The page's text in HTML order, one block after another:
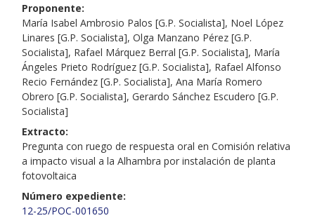
Proponente:
María Isabel Ambrosio Palos [G.P. Socialista], Noel López
Linares [G.P. Socialista], Olga Manzano Pérez [G.P.
Socialista], Rafael Márquez Berral [G.P. Socialista], María
Ángeles Prieto Rodríguez [G.P. Socialista], Rafael Alfonso
Recio Fernández [G.P. Socialista], Ana María Romero
Obrero [G.P. Socialista], Gerardo Sánchez Escudero [G.P.
Socialista]
Extracto:
Pregunta con ruego de respuesta oral en Comisión relativa
a impacto visual a la Alhambra por instalación de planta
fotovoltaica
Número expediente:
12-25/POC-001650